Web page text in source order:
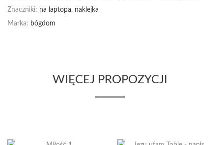
Znaczniki: na laptopa, naklejka
Marka: bógdom
WIĘCEJ PROPOZYCJI